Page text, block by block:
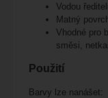
Vodou
Matný
Vhodné pro
směsi,
Použití
Barvy lze nanášet: